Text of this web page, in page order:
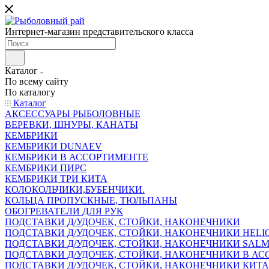
Интернет-магазин представительского класса
Каталог
По всему сайту
По каталогу
Каталог
АКСЕССУАРЫ РЫБОЛОВНЫЕ
ВЕРЕВКИ, ШНУРЫ, КАНАТЫ
КЕМБРИКИ
КЕМБРИКИ DUNAEV
КЕМБРИКИ В АССОРТИМЕНТЕ
КЕМБРИКИ ПИРС
КЕМБРИКИ ТРИ КИТА
КОЛОКОЛЬЧИКИ,БУБЕНЧИКИ.
КОЛЬЦА ПРОПУСКНЫЕ, ТЮЛЬПАНЫ
ОБОГРЕВАТЕЛИ ДЛЯ РУК
ПОДСТАВКИ Д/УДОЧЕК, СТОЙКИ, НАКОНЕЧНИКИ
ПОДСТАВКИ Д/УДОЧЕК, СТОЙКИ, НАКОНЕЧНИКИ
ПОДСТАВКИ Д/УДОЧЕК, СТОЙКИ, НАКОНЕЧНИКИ
ПОДСТАВКИ Д/УДОЧЕК, СТОЙКИ, НАКОНЕЧНИКИ В
ПОДСТАВКИ Д/УДОЧЕК, СТОЙКИ, НАКОНЕЧНИКИ